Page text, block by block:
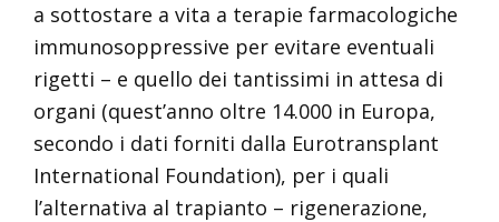
a sottostare a vita a terapie farmacologiche
immunosoppressive per evitare eventuali
rigetti – e quello dei tantissimi in attesa di
organi (quest’anno oltre 14.000 in Europa,
secondo i dati forniti dalla Eurotransplant
International Foundation), per i quali
l’alternativa al trapianto – rigenerazione,